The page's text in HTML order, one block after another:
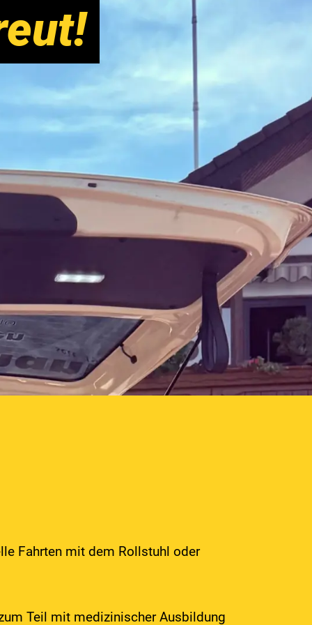
Fahrten mit dem Rollstuhl oder
Teil mit medizinischer Ausbildung